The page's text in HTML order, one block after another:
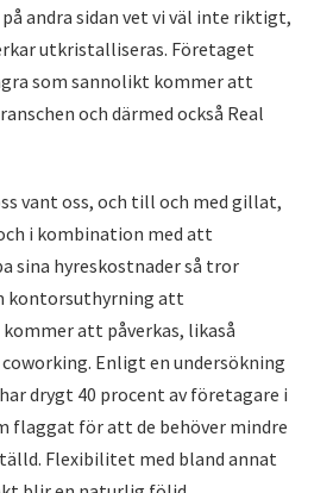
andra sidan vet vi väl inte riktigt,
utkristalliseras. Företaget
som sannolikt kommer att
och därmed också Real
vant oss, och till och med gillat,
i kombination med att
sina hyreskostnader så tror
kontorsuthyrning att
att påverkas, likaså
Enligt en undersökning
drygt 40 procent av företagare i
flaggat för att de behöver mindre
Flexibilitet med bland annat